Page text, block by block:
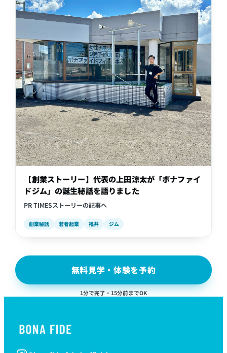
【創業ストーリー】代表の上田涼太が「ボナファイ
ドジム」の誕生秘話を語りました
PR TIMESストーリーの記事へ
創業秘話 若者起業 福井 ジム
無料見学・体験を予約
1分で完了・15分前までOK